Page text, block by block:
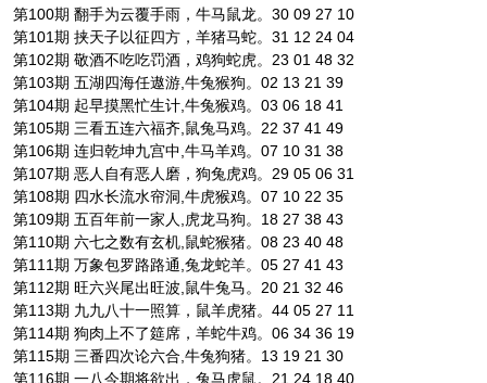
第100期 翻手为云覆手雨，牛马鼠龙。30 09 27 10
第101期 挟天子以征四方，羊猪马蛇。31 12 24 04
第102期 敬酒不吃吃罚酒，鸡狗蛇虎。23 01 48 32
第103期 五湖四海任遨游,牛兔猴狗。02 13 21 39
第104期 起早摸黑忙生计,牛兔猴鸡。03 06 18 41
第105期 三看五连六福齐,鼠兔马鸡。22 37 41 49
第106期 连归乾坤九宫中,牛马羊鸡。07 10 31 38
第107期 恶人自有恶人磨，狗兔虎鸡。29 05 06 31
第108期 四水长流水帘洞,牛虎猴鸡。07 10 22 35
第109期 五百年前一家人,虎龙马狗。18 27 38 43
第110期 六七之数有玄机,鼠蛇猴猪。08 23 40 48
第111期 万象包罗路路通,兔龙蛇羊。05 27 41 43
第112期 旺六兴尾出旺波,鼠牛兔马。20 21 32 46
第113期 九九八十一照算，鼠羊虎猪。44 05 27 11
第114期 狗肉上不了筵席，羊蛇牛鸡。06 34 36 19
第115期 三番四次论六合,牛兔狗猪。13 19 21 30
第116期 一八今期将欲出，兔马虎鼠。21 24 18 40